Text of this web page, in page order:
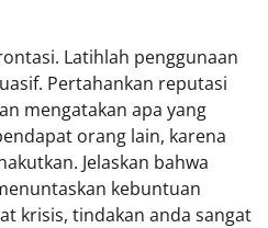
Latihlah penggunaan
Pertahankan reputasi
mengatakan apa yang
orang lain, karena
Jelaskan bahwa
kebuntuan
krisis, tindakan anda sangat